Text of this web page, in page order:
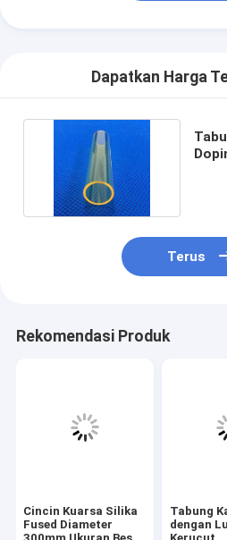
Dapatkan Harga
Terus
Rekomendasi Produk
Cincin Kuarsa Silika
Fused Diameter
Tabung
dengan